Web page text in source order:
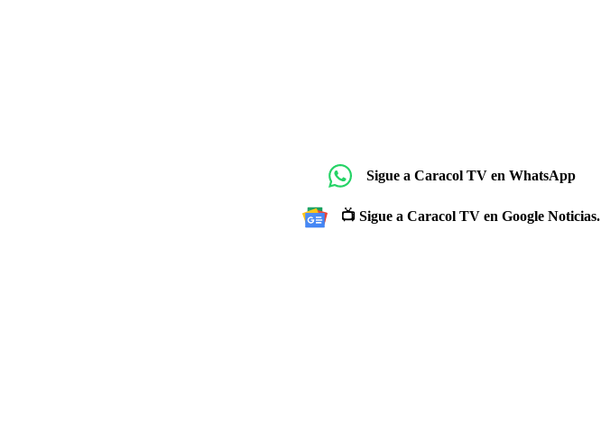
Sigue a Caracol TV en WhatsApp
📺 Sigue a Caracol TV en Google Noticias.